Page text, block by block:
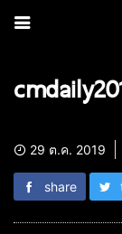
29 ต.ค. 2019
share